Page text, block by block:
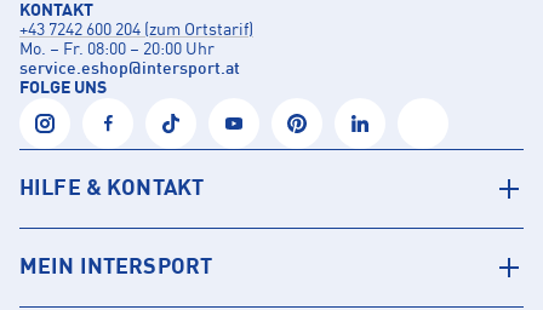
KONTAKT
+43 7242 600 204 (zum Ortstarif)
Mo. – Fr. 08:00 – 20:00 Uhr
service.eshop@intersport.at
FOLGE UNS
HILFE & KONTAKT
MEIN INTERSPORT